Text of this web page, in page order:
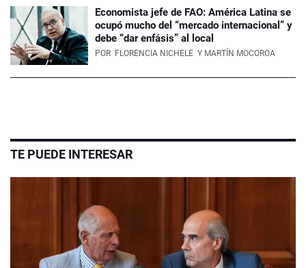
Economista jefe de FAO: América Latina se
ocupó mucho del “mercado internacional” y
debe “dar enfásis” al local
POR FLORENCIA NICHELE Y MARTÍN MOCOROA
TE PUEDE INTERESAR